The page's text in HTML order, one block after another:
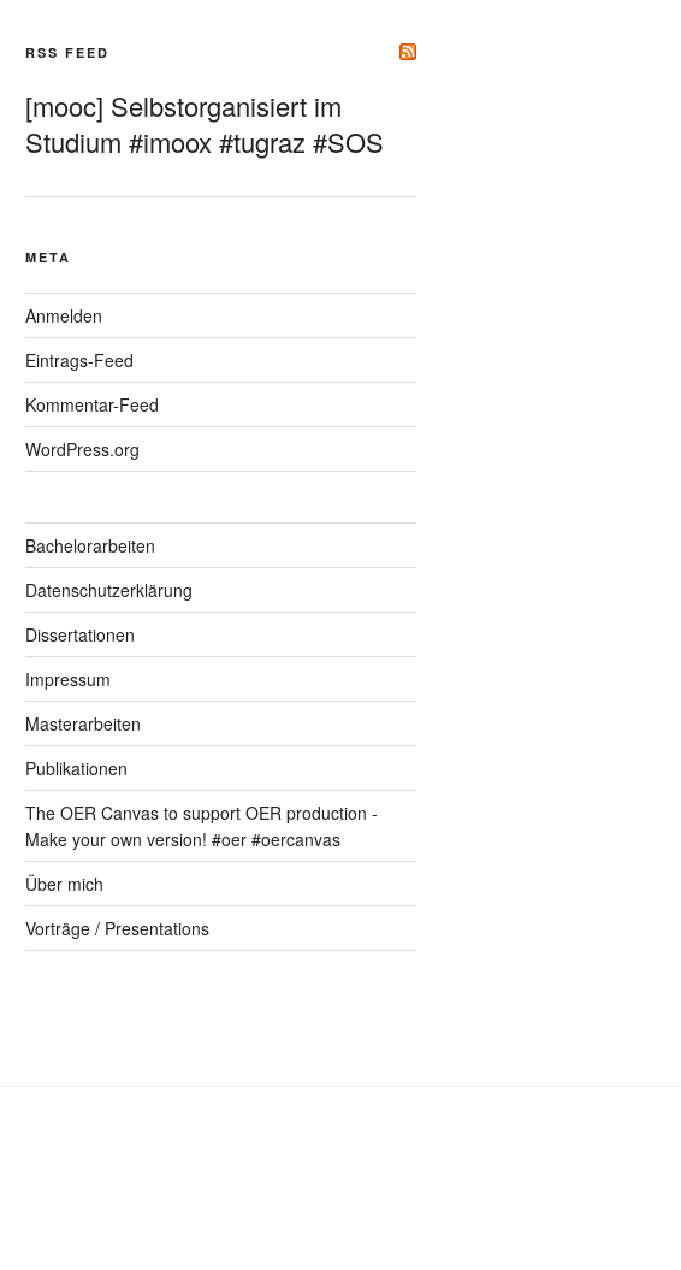
RSS FEED
[mooc] Selbstorganisiert im
Studium #imoox #tugraz #SOS
META
Anmelden
Eintrags-Feed
Kommentar-Feed
WordPress.org
Bachelorarbeiten
Datenschutzerklärung
Dissertationen
Impressum
Masterarbeiten
Publikationen
The OER Canvas to support OER production -
Make your own version! #oer #oercanvas
Über mich
Vorträge / Presentations